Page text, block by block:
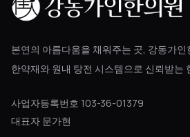
본연의 아름다움을 채워주는 곳, 강동가인
한약재와 원내 탕전 시스템으로 신뢰받는
사업자등록번호 103-36-01379
대표자 문가현